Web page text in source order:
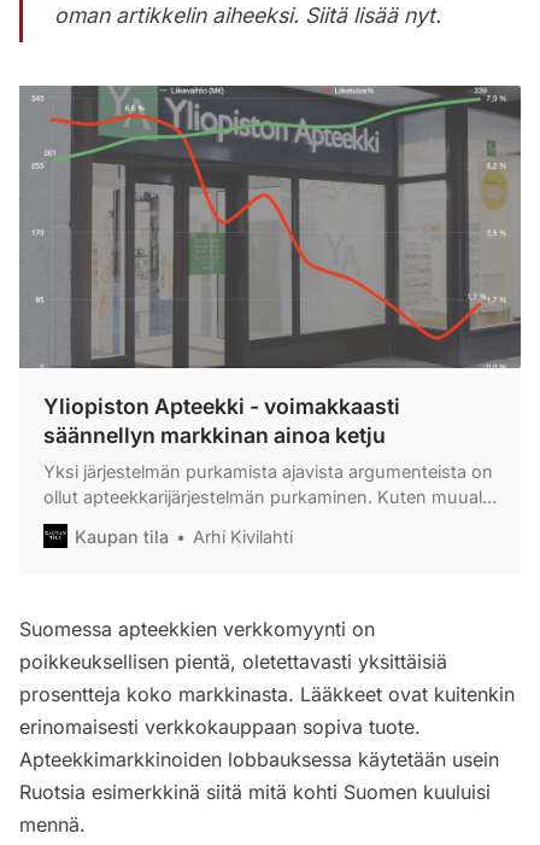
oman artikkelin aiheeksi. Siitä lisää nyt.
Yliopiston Apteekki - voimakkaasti
säännellyn markkinan ainoa ketju
Yksi järjestelmän purkamista ajavista argumenteista on
ollut apteekkarijärjestelmän purkaminen. Kuten muualla
vähittäiskaupassa aiemmin, ketjuuntuminen tuo
kustannussäästöjä, kun toiminnan volyymejä on
Kaupan tila Arhi Kivilahti
Suomessa apteekkien verkkomyynti on
poikkeuksellisen pientä, oletettavasti yksittäisiä
prosentteja koko markkinasta. Lääkkeet ovat kuitenkin
erinomaisesti verkkokauppaan sopiva tuote.
Apteekkimarkkinoiden lobbauksessa käytetään usein
Ruotsia esimerkkinä siitä mitä kohti Suomen kuuluisi
mennä.